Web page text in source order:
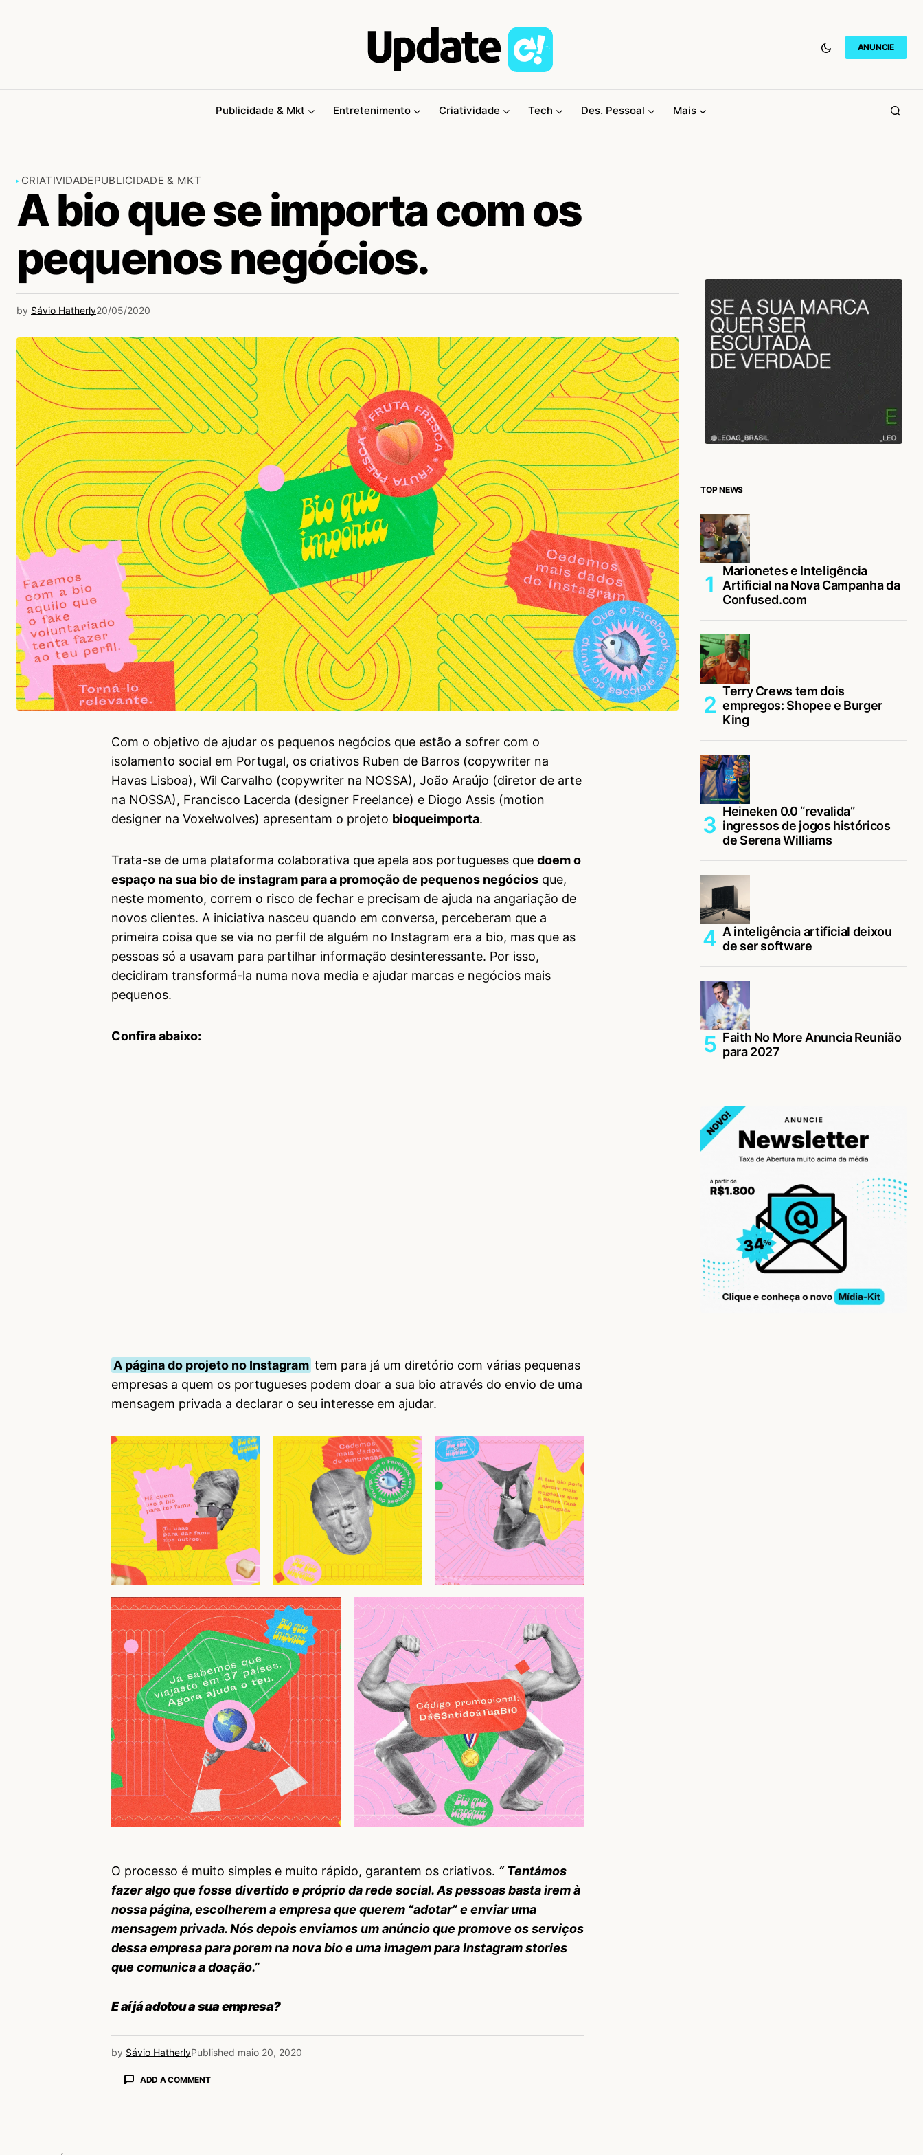
ANUNCIE
Publicidade & Mkt Entretenimento Criatividade Tech Des. Pessoal Mais
CRIATIVIDADEPUBLICIDADE & MKT
A bio que se importa com os
pequenos negócios.
by Sávio Hatherly20/05/2020
Com o objetivo de ajudar os pequenos negócios que estão a sofrer com o
isolamento social em Portugal, os criativos Ruben de Barros (copywriter na
Havas Lisboa), Wil Carvalho (copywriter na NOSSA), João Araújo (diretor de arte
na NOSSA), Francisco Lacerda (designer Freelance) e Diogo Assis (motion
designer na Voxelwolves) apresentam o projeto bioqueimporta.
Trata-se de uma plataforma colaborativa que apela aos portugueses que doem o
espaço na sua bio de instagram para a promoção de pequenos negócios que,
neste momento, correm o risco de fechar e precisam de ajuda na angariação de
novos clientes. A iniciativa nasceu quando em conversa, perceberam que a
primeira coisa que se via no perfil de alguém no Instagram era a bio, mas que as
pessoas só a usavam para partilhar informação desinteressante. Por isso,
decidiram transformá-la numa nova media e ajudar marcas e negócios mais
pequenos.
Confira abaixo:
A página do projeto no Instagram tem para já um diretório com várias pequenas
empresas a quem os portugueses podem doar a sua bio através do envio de uma
mensagem privada a declarar o seu interesse em ajudar.
O processo é muito simples e muito rápido, garantem os criativos. “ Tentámos
fazer algo que fosse divertido e próprio da rede social. As pessoas basta irem à
nossa página, escolherem a empresa que querem “adotar” e enviar uma
mensagem privada. Nós depois enviamos um anúncio que promove os serviços
dessa empresa para porem na nova bio e uma imagem para Instagram stories
que comunica a doação.”
E aí já adotou a sua empresa?
by Sávio HatherlyPublished maio 20, 2020
ADD A COMMENT
TOP NEWS
Marionetes e Inteligência
Artificial na Nova Campanha da
Confused.com
Terry Crews tem dois
empregos: Shopee e Burger
King
Heineken 0.0 “revalida”
ingressos de jogos históricos
de Serena Williams
A inteligência artificial deixou
de ser software
Faith No More Anuncia Reunião
para 2027